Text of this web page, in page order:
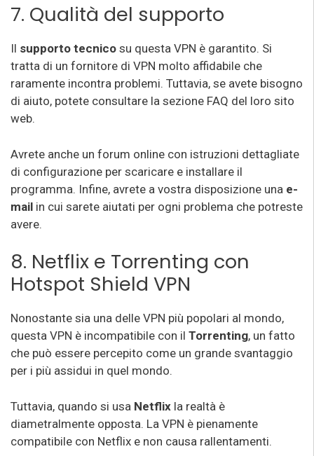
7. Qualità del supporto
Il supporto tecnico su questa VPN è garantito. Si
tratta di un fornitore di VPN molto affidabile che
raramente incontra problemi. Tuttavia, se avete bisogno
di aiuto, potete consultare la sezione FAQ del loro sito
web.
Avrete anche un forum online con istruzioni dettagliate
di configurazione per scaricare e installare il
programma. Infine, avrete a vostra disposizione una e-
mail in cui sarete aiutati per ogni problema che potreste
avere.
8. Netflix e Torrenting con
Hotspot Shield VPN
Nonostante sia una delle VPN più popolari al mondo,
questa VPN è incompatibile con il Torrenting, un fatto
che può essere percepito come un grande svantaggio
per i più assidui in quel mondo.
Tuttavia, quando si usa Netflix la realtà è
diametralmente opposta. La VPN è pienamente
compatibile con Netflix e non causa rallentamenti.